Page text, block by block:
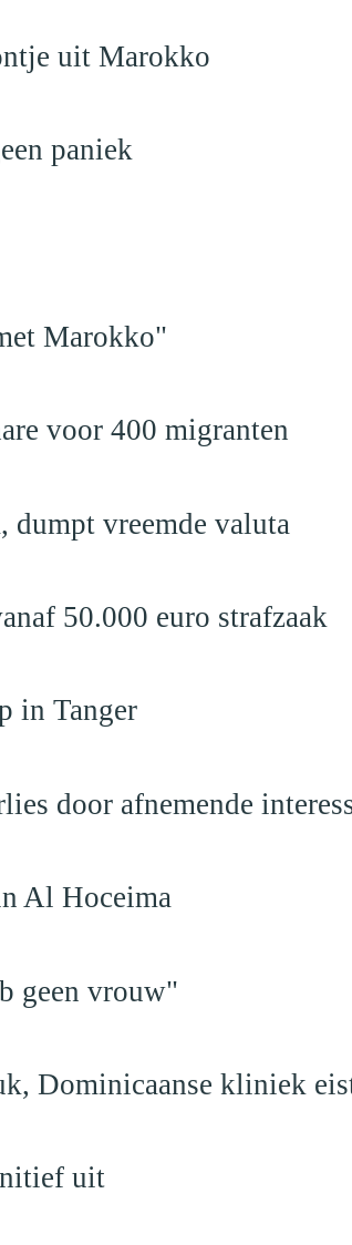
uit Marokko
paniek
Marokko"
voor 400 migranten
dumpt vreemde valuta
50.000 euro strafzaak
in Tanger
door afnemende
Al Hoceima
geen vrouw"
Dominicaanse kliniek
uit